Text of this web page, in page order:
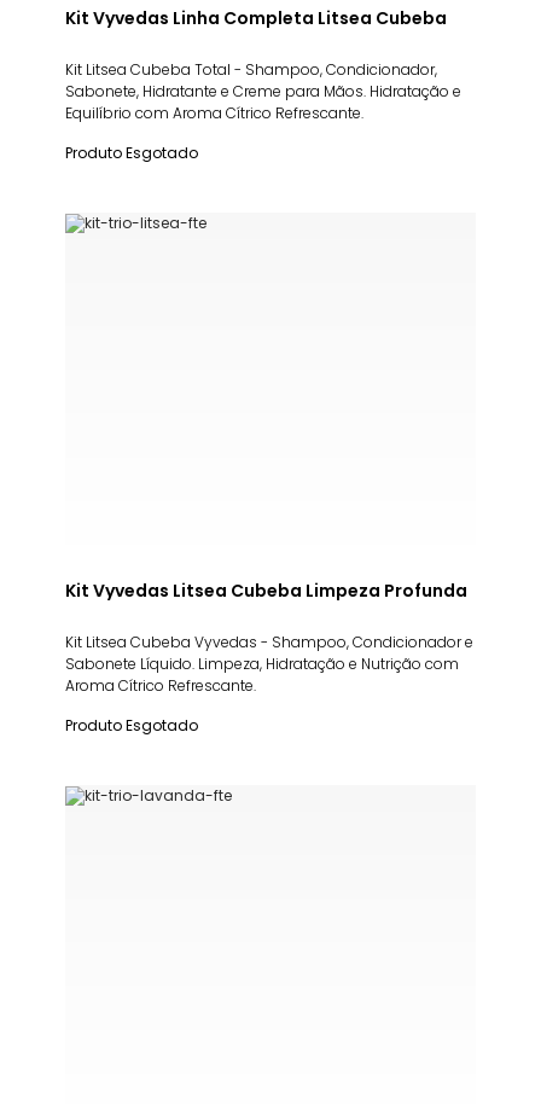
Kit Vyvedas Linha Completa Litsea Cubeba
Kit Litsea Cubeba Total - Shampoo, Condicionador,
Sabonete, Hidratante e Creme para Mãos. Hidratação e
Equilíbrio com Aroma Cítrico Refrescante.
Produto Esgotado
Kit Vyvedas Litsea Cubeba Limpeza Profunda
Kit Litsea Cubeba Vyvedas - Shampoo, Condicionador e
Sabonete Líquido. Limpeza, Hidratação e Nutrição com
Aroma Cítrico Refrescante.
Produto Esgotado